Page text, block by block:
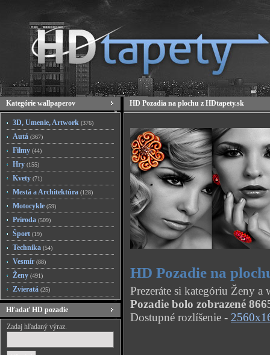
Kategórie wallpaperov
3D, Umenie, Artwork (376)
Autá (367)
Filmy (44)
Hry (155)
Kvety (71)
Mestá a Architektúra (128)
Motocykle (59)
Príroda (509)
Šport (19)
Technika (54)
Vesmír (88)
Ženy (491)
Zvieratá (25)
Hľadať HD pozadie
Zadaj hľadaný výraz.
HD Pozadia na plochu z HDtapety.sk
HD Pozadie na
Prezeráte si kategóriu Ženy
Pozadie bolo zobrazené
Dostupné rozlíšenie -